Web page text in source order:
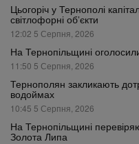
Цьогоріч у Тернополі
світлофорні об’єкти
12:02 5 Серпня, 2026
На Тернопільщині
11:50 5 Серпня, 2026
Тернополян закликають
водоймах
10:45 5 Серпня, 2026
На Тернопільщині
Золота Липа